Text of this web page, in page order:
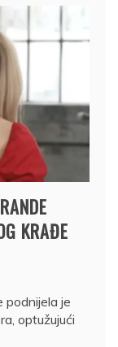
KRAĐE
podnijela je
optužujući